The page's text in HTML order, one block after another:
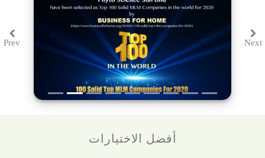
PrevPrevious Next
أفضل الاختيارات